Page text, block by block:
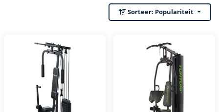
Sorteer: Populariteit